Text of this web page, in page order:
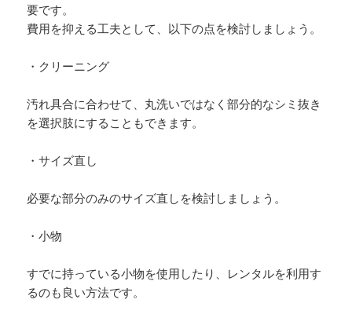
要です。
費用を抑える工夫として、以下の点を検討しましょう。
・クリーニング
汚れ具合に合わせて、丸洗いではなく部分的なシミ抜き
を選択肢にすることもできます。
・サイズ直し
必要な部分のみのサイズ直しを検討しましょう。
・小物
すでに持っている小物を使用したり、レンタルを利用す
るのも良い方法です。